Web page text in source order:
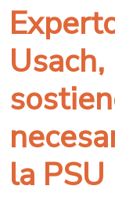
la PSU